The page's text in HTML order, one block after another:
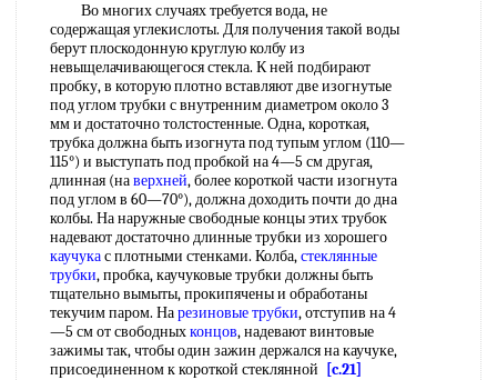
Во многих случаях требуется вода, не
содержащая углекислоты. Для получения такой воды
берут плоскодонную круглую колбу из
невыщелачивающегося стекла. К ней подбирают
пробку, в которую плотно вставляют две изогнутые
под углом трубки с внутренним диаметром около 3
мм и достаточно толстостенные. Одна, короткая,
трубка должна быть изогнута под тупым углом (110—
115°) и выступать под пробкой на 4—5 см другая,
длинная (наверхней, более короткой части изогнута
под углом в 60—70°), должна доходить почти до дна
колбы. На наружные свободные концы этих трубок
надевают достаточно длинные трубки из хорошего
каучукас плотными стенками. Колба,стеклянные
трубки, пробка, каучуковые трубки должны быть
тщательно вымыты, прокипячены и обработаны
текучим паром. Нарезиновые трубки, отступив на 4
—5 см от свободныхконцов, надевают винтовые
зажимы так, чтобы один зажин держался на каучуке,
присоединенном к короткой стеклянной
[c.21]